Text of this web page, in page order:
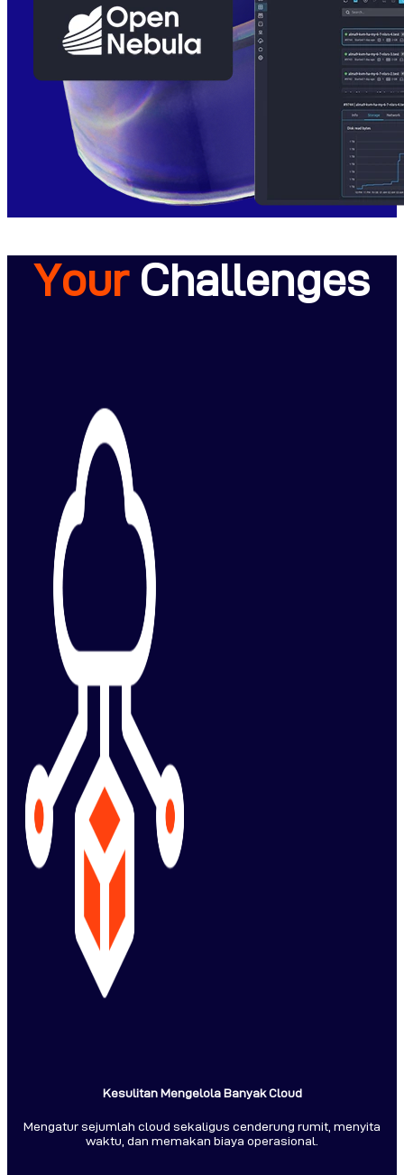
Your Challenges
Kesulitan Mengelola Banyak Cloud
Mengatur sejumlah cloud sekaligus cenderung rumit, menyita
waktu, dan memakan biaya operasional.